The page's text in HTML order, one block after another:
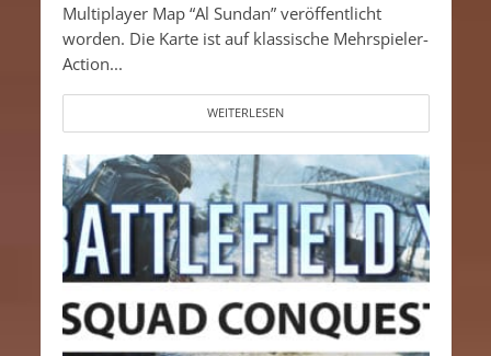
Multiplayer Map “Al Sundan” veröffentlicht
worden. Die Karte ist auf klassische Mehrspieler-
Action...
WEITERLESEN